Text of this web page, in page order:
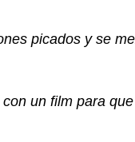
picados y se
un film para